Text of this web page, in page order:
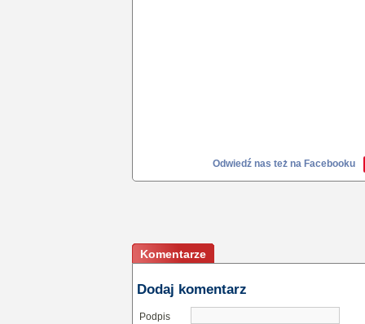
Odwiedź nas też na Facebooku
Komentarze
Dodaj komentarz
Podpis